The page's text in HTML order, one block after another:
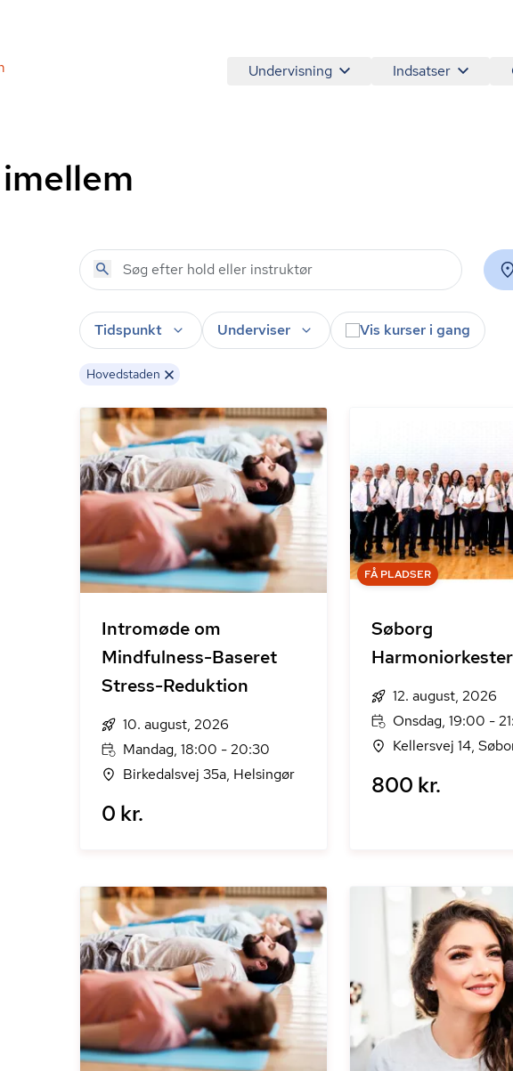
Undervisning Indsatser
Tidspunkt Underviser Vis kurser i gang
Hovedstaden
Intromøde om
Mindfulness-Baseret
Stress-Reduktion
10. august, 2026
Mandag, 18:00 - 20:30
Birkedalsvej 35a, Helsingør
0 kr.
FÅ PLADSER
Søborg
Harmoniorkester
12. august, 2026
Onsdag, 19:00 -
Kellersvej 14,
800 kr.